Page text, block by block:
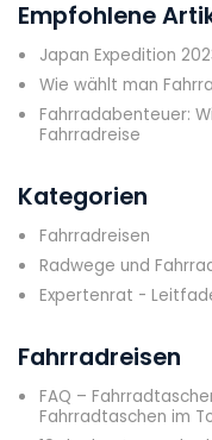
Empfohlene
Japan Expedition
Wie wählt man
Fahrradabenteuer:
Fahrradreise
Kategorien
Fahrradreisen
Radwege und
Expertenrat -
Fahrradreisen
FAQ –
Fahrradtaschen im